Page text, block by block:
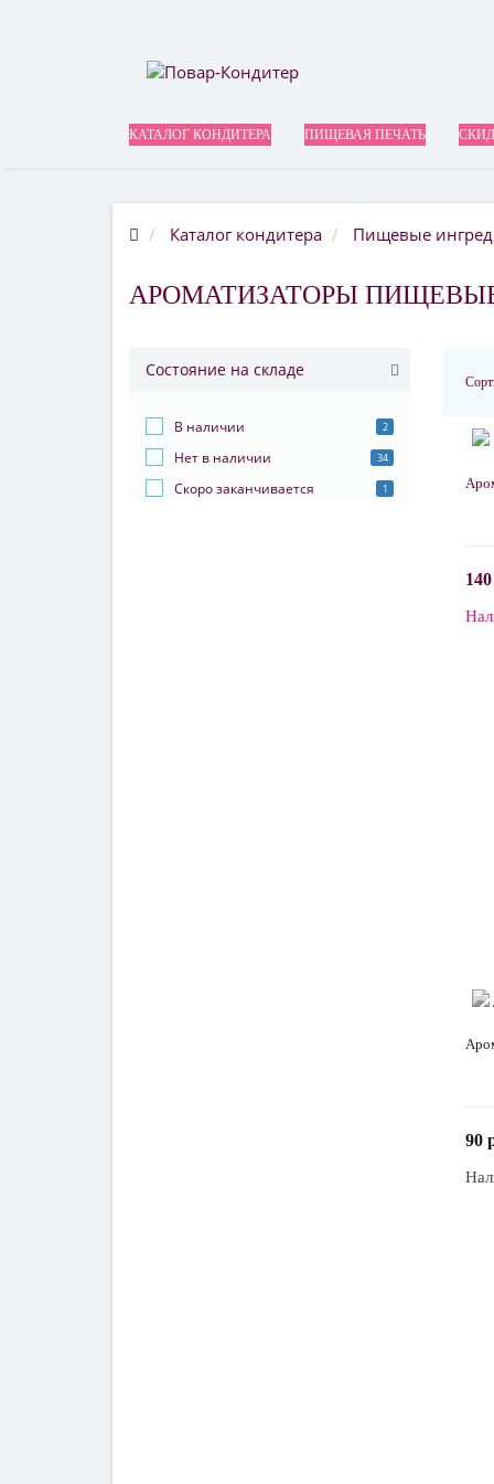
КАТАЛОГ КОНДИТЕРА ПИЩЕВАЯ ПЕЧАТЬ
Каталог кондитера Пищевые
АРОМАТИЗАТОРЫ
Состояние на складе
В наличии 2
Нет в наличии 34
Скоро заканчивается 1
90